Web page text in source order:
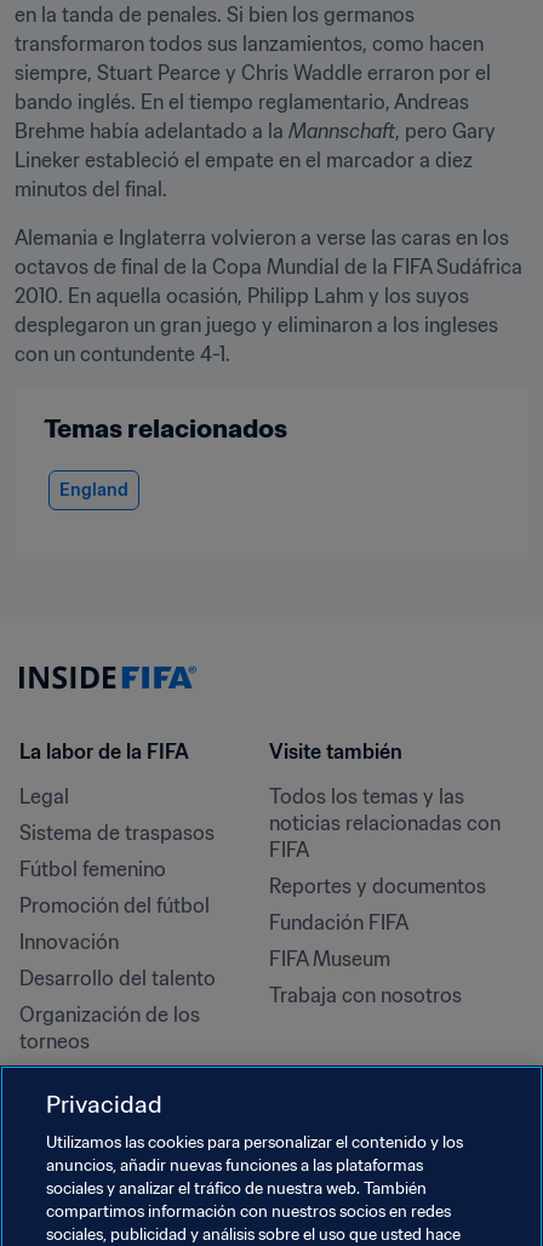
en la tanda de penales. Si bien los germanos
transformaron todos sus lanzamientos, como hacen
siempre, Stuart Pearce y Chris Waddle erraron por el
bando inglés. En el tiempo reglamentario, Andreas
Brehme había adelantado a la Mannschaft, pero Gary
Lineker estableció el empate en el marcador a diez
minutos del final.
Alemania e Inglaterra volvieron a verse las caras en los
octavos de final de la Copa Mundial de la FIFA Sudáfrica
2010. En aquella ocasión, Philipp Lahm y los suyos
desplegaron un gran juego y eliminaron a los ingleses
con un contundente 4-1.
Temas relacionados
England
La labor de la FIFA
Legal
Sistema de traspasos
Fútbol femenino
Promoción del fútbol
Innovación
Desarrollo del talento
Organización de los
torneos
Derechos humanos y lucha
contra la discriminación
Salud y atención médica
Iniciativas educativas
Visite también
Todos los temas y las
noticias relacionadas con
FIFA
Reportes y documentos
Fundación FIFA
FIFA Museum
Trabaja con nosotros
Privacidad
Utilizamos las cookies para personalizar el contenido y los
anuncios, añadir nuevas funciones a las plataformas
sociales y analizar el tráfico de nuestra web. También
compartimos información con nuestros socios en redes
sociales, publicidad y análisis sobre el uso que usted hace